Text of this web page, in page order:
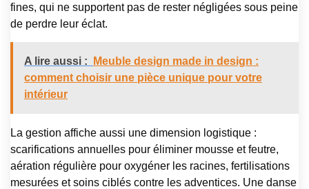
fines, qui ne supportent pas de rester négligées sous peine
de perdre leur éclat.
A lire aussi :
Meuble design made in design :
comment choisir une pièce unique pour votre
intérieur
La gestion affiche aussi une dimension logistique :
scarifications annuelles pour éliminer mousse et feutre,
aération régulière pour oxygéner les racines, fertilisations
mesurées et soins ciblés contre les adventices. Une danse